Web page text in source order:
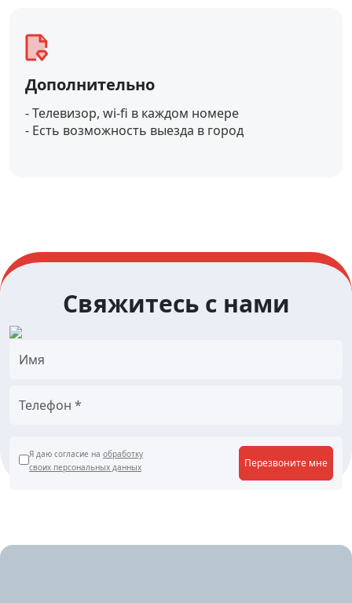
Дополнительно
- Телевизор, wi-fi в каждом номере
- Есть возможность выезда в город
Свяжитесь с нами
Я даю согласие на обработку
своих персональных данных
Перезвоните мне